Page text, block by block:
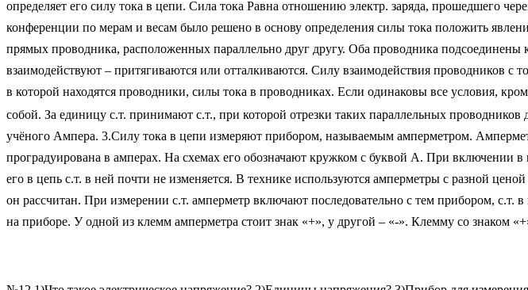
определяет его силу тока в цепи. Сила тока Равна отношению электр. заряда, прошедшего
конференции по мерам и весам было решено в основу определения силы тока положить
прямых проводника, расположенных параллельно друг другу. Оба проводника
взаимодействуют – притягиваются или отталкиваются. Силу взаимодействия проводников
в которой находятся проводники, силы тока в проводниках. Если одинаковы все условия,
собой. За единицу с.т. принимают с.т., при которой отрезки таких параллельных
учёного Ампера. 3.Силу тока в цепи измеряют прибором, называемым амперметром.
проградуирована в амперах. На схемах его обозначают кружком с буквой А. При включении
его в цепь с.т. в ней почти не изменяется. В технике используются амперметры с разной
он рассчитан. При измерении с.т. амперметр включают последовательно с тем прибором,
на приборе. У одной из клемм амперметра стоит знак «+», у другой – «-». Клемму со знаком